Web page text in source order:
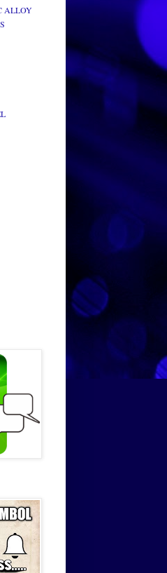
ALLOY